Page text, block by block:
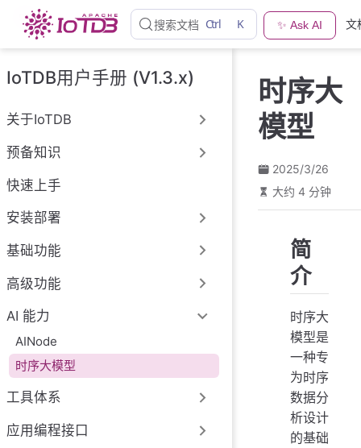
跳
至
主
要
內
搜索文档 Ctrl K ✨ Ask AI 文
IoTDB用户手册 (V1.3.x)
关于IoTDB
预备知识
快速上手
安装部署
基础功能
高级功能
AI 能力
AINode
时序大模型
工具体系
应用编程接口
时序大
模型
2025/3/26
大约 4 分钟
简
介
时序大
模型是
一种专
为时序
数据分
析设计
的基础